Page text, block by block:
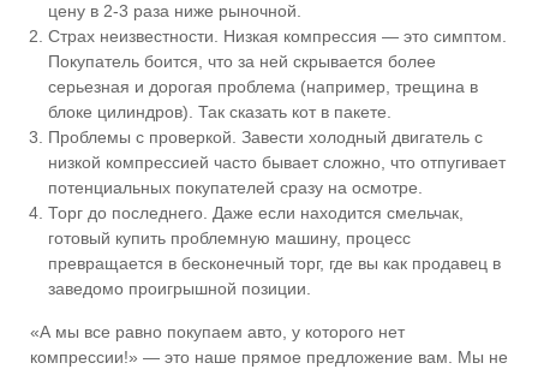
цену в 2-3 раза ниже рыночной.
Страх неизвестности. Низкая компрессия — это симптом.
Покупатель боится, что за ней скрывается более
серьезная и дорогая проблема (например, трещина в
блоке цилиндров). Так сказать кот в пакете.
Проблемы с проверкой. Завести холодный двигатель с
низкой компрессией часто бывает сложно, что отпугивает
потенциальных покупателей сразу на осмотре.
Торг до последнего. Даже если находится смельчак,
готовый купить проблемную машину, процесс
превращается в бесконечный торг, где вы как продавец в
заведомо проигрышной позиции.
«А мы все равно покупаем авто, у которого нет
компрессии!» — это наше прямое предложение вам. Мы не